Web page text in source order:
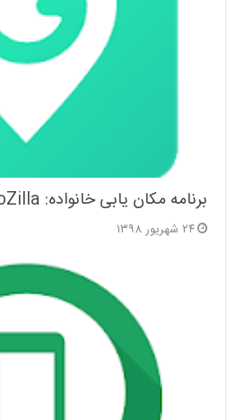
برنامه مکان یابی خانواده: GeoZilla
۲۴ شهریور ۱۳۹۸